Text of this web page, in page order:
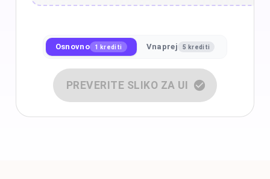
Osnovno 1 krediti Vnaprej 5 krediti
PREVERITE SLIKO ZA UI